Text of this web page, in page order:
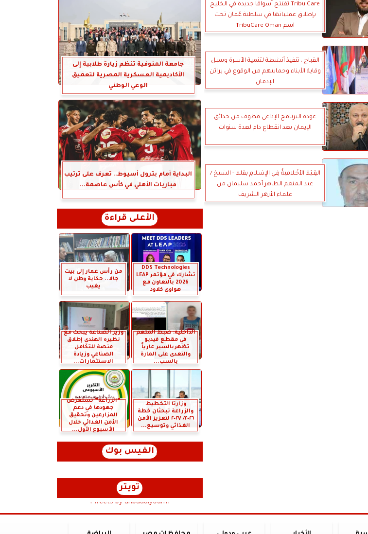
Tribu Care تفتتح أسواقًا جديدة في الخليج
بإطلاق عملياتها في سلطنة عُمان تحت
اسم TribuCare Oman
القباج : تنفيذ أنشطة لتنمية الأسرة وسبل
وقاية الأبناء وحمايتهم من الوقوع في براثن
الإدمان
عودة البرنامج الإذاعى قطوف من حدائق
الإيمان بعد انقطاع دام لعدة سنوات
القِـيَمُ الأخْـلاقيةُ فِـي الإِسْـلامِ بقلم - الشيخ /
عبد المنعم الطاهر أحمد سليمان من
علماء الأزهر الشريف
جامعة المنوفية تنظم زيارة طلابية إلى
الأكاديمية العسكرية المصرية لتعميق
الوعي الوطني
البداية أمام بترول أسيوط.. تعرف على ترتيب
مباريات الأهلي في كأس عاصمة...
الأعلى قراءة
DDS Technologies
تشارك في مؤتمر LEAP
2026 بالتعاون مع
هواوي كلاود
من رأس عمار إلى بيت
جالا.. حكاية وطن لا
يغيب
الداخلية: ضبط المتهم
في مقطع فيديو
تظهربالسير عارياً
والتعدى على المارة
بالسب...
وزير الصناعة يبحث مع
نظيره الهندي إطلاق
منصة للتكامل
الصناعي وزيادة
الاستثمارات...
وزارتا التخطيط
والزراعة تبحثان خطة
٢٠٢٦/ ٢٠٢٧ لتعزيز الأمن
الغذائي وتوسيع...
”الزراعة” تستعرض
جهودها في دعم
المزارعين وتحقيق
الأمن الغذائي خلال
الأسبوع الأول...
الفيس بوك
تويتر
Tweets by anbaaalyoum1